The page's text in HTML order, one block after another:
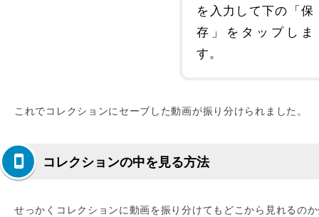
を入力して下の「保
存」をタップしま
す。
これでコレクションにセーブした動画が振り分けられました。
コレクションの中を見る方法
せっかくコレクションに動画を振り分けてもどこから見れるの